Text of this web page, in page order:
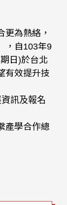
更為熱絡，
，自103年9
日)於台北
有效提升技
訊及報名
產學合作總